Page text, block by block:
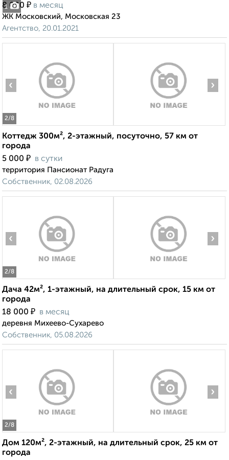
1
8 000 ₽ в месяц
ЖК Московский, Московская 23
Агентство, 20.01.2021
2/8
‹ ›
Коттедж 300м², 2-этажный, посуточно, 57 км от
города
5 000 ₽ в сутки
территория Пансионат Радуга
Собственник, 02.08.2026
2/8
‹ ›
Дача 42м², 1-этажный, на длительный срок, 15 км от
города
18 000 ₽ в месяц
деревня Михеево-Сухарево
Собственник, 05.08.2026
2/8
‹ ›
Дом 120м², 2-этажный, на длительный срок, 25 км от
города